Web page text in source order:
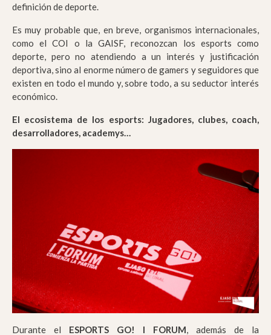
definición de deporte.
Es muy probable que, en breve, organismos internacionales,
como el COI o la GAISF, reconozcan los esports como
deporte, pero no atendiendo a un interés y justificación
deportiva, sino al enorme número de gamers y seguidores que
existen en todo el mundo y, sobre todo, a su seductor interés
económico.
El ecosistema de los esports: Jugadores, clubes, coach,
desarrolladores, academys…
Durante el ESPORTS GO! I FORUM, además de la